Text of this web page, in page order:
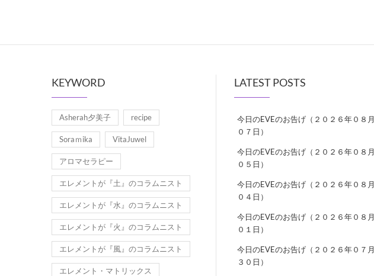
KEYWORD
Asherah夕美子 recipe
Soraｍika VitaJuwel
アロマセラピー
エレメントが『土』のコラムニスト
エレメントが『水』のコラムニスト
エレメントが『火』のコラムニスト
エレメントが『風』のコラムニスト
エレメント・マトリックス
LATEST POSTS
今日のEVEのお告げ（２０２６年０８月
０７日）
今日のEVEのお告げ（２０２６年０８月
０５日）
今日のEVEのお告げ（２０２６年０８月
０４日）
今日のEVEのお告げ（２０２６年０８月
０１日）
今日のEVEのお告げ（２０２６年０７月
３０日）